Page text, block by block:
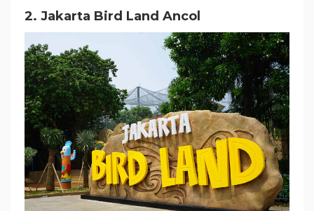
2. Jakarta Bird Land Ancol